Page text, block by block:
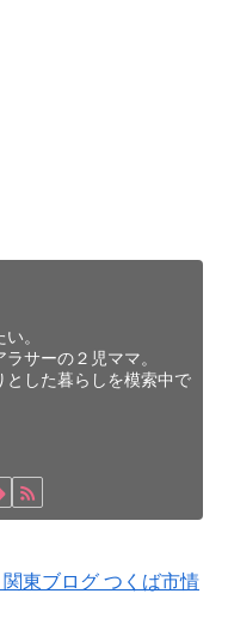
。
サーの２児ママ。
とした暮らしを模索中で